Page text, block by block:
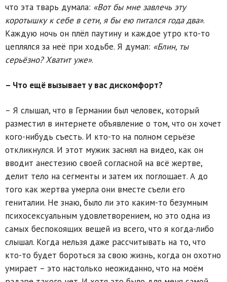
что эта тварь думала: «Вот бы мне завлечь эту
коротышку к себе в сети, я бы ею питался года два».
Каждую ночь он плёл паутину и каждое утро кто-то
цеплялся за неё при ходьбе. Я думал: «Блин, ты
серьёзно? Хватит уже».
– Что ещё вызывает у вас дискомфорт?
– Я слышал, что в Германии был человек, который
разместил в интернете объявление о том, что он хочет
кого-нибудь съесть. И кто-то на полном серьёзе
откликнулся. И этот мужик заснял на видео, как он
вводит анестезию своей согласной на всё жертве,
делит тело на сегменты и затем их поглощает. А до
того как жертва умерла они вместе съели его
гениталии. Не знаю, было ли это каким-то безумным
психосексуальным удовлетворением, но это одна из
самых беспокоящих вещей из всего, что я когда-либо
слышал. Когда нельзя даже рассчитывать на то, что
кто-то будет бороться за свою жизнь, когда он охотно
умирает – это настолько неожиданно, что на моём